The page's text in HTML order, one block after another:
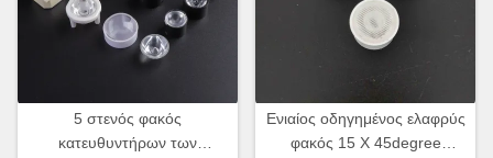
5 στενός φακός
κατευθυντήρων των
Ενιαίος οδηγημένος ελαφρύς
φακός 15 Χ 45degree